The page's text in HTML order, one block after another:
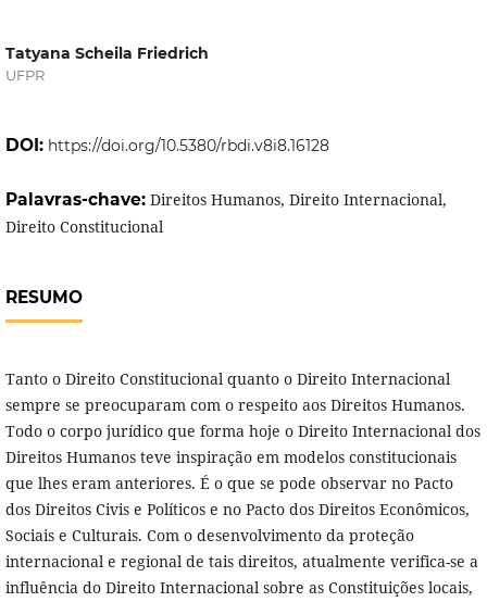
Tatyana Scheila Friedrich
UFPR
DOI: https://doi.org/10.5380/rbdi.v8i8.16128
Palavras-chave: Direitos Humanos, Direito Internacional,
Direito Constitucional
RESUMO
Tanto o Direito Constitucional quanto o Direito Internacional
sempre se preocuparam com o respeito aos Direitos Humanos.
Todo o corpo jurídico que forma hoje o Direito Internacional dos
Direitos Humanos teve inspiração em modelos constitucionais
que lhes eram anteriores. É o que se pode observar no Pacto
dos Direitos Civis e Políticos e no Pacto dos Direitos Econômicos,
Sociais e Culturais. Com o desenvolvimento da proteção
internacional e regional de tais direitos, atualmente verifica-se a
influência do Direito Internacional sobre as Constituições locais,